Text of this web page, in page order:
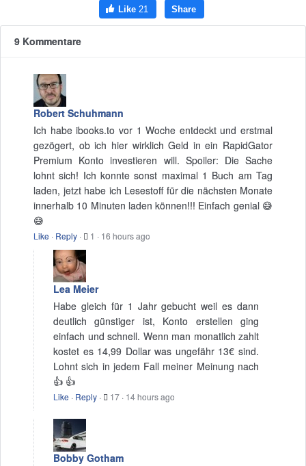
9 Kommentare
Robert Schuhmann
Ich habe ibooks.to vor 1 Woche entdeckt und erstmal
gezögert, ob ich hier wirklich Geld in ein RapidGator
Premium Konto investieren will. Spoiler: Die Sache
lohnt sich! Ich konnte sonst maximal 1 Buch am Tag
laden, jetzt habe ich Lesestoff für die nächsten Monate
innerhalb 10 Minuten laden können!!! Einfach genial 😅
😅
Like · Reply · 1 · 16 hours ago
Lea Meier
Habe gleich für 1 Jahr gebucht weil es dann
deutlich günstiger ist, Konto erstellen ging
einfach und schnell. Wenn man monatlich zahlt
kostet es 14,99 Dollar was ungefähr 13€ sind.
Lohnt sich in jedem Fall meiner Meinung nach
👍 👍
Like · Reply · 17 · 14 hours ago
Bobby Gotham